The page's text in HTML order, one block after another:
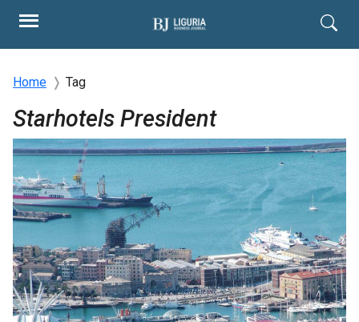
Home Tag
Starhotels President